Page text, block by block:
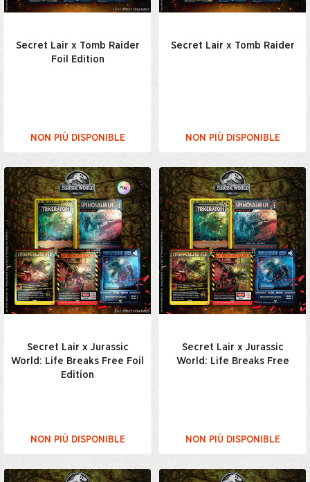
Secret Lair x Tomb Raider
Foil Edition
NON PIÙ DISPONIBLE
Secret Lair x Tomb Raider
NON PIÙ DISPONIBLE
Secret Lair x Jurassic
World: Life Breaks Free Foil
Edition
NON PIÙ DISPONIBLE
Secret Lair x Jurassic
World: Life Breaks Free
NON PIÙ DISPONIBLE